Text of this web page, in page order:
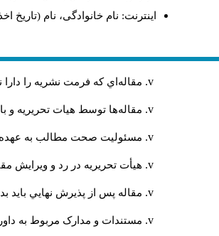
اینترنت: نام خانوادگی، نام
مقاله‌اي كه فرمت نشريه را
مقاله‌ها توسط هیات تحريريه
مسئوليت صحت مطالب به
هيأت تحريريه در رد و ويرايش
مقاله پس از پذيرش نهايي باید
مستندات و مدارک مربوط به